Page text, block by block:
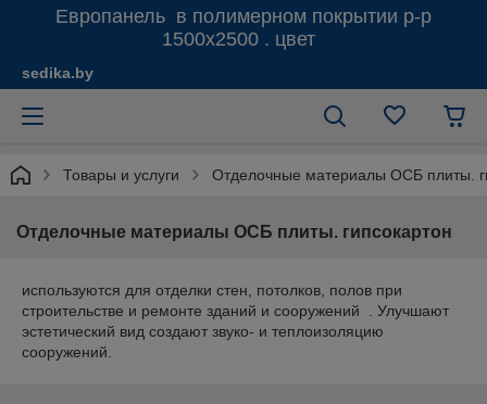
Европанель в полимерном покрытии р-р
1500х2500 . цвет
sedika.by
Товары и услуги Отделочные материалы ОСБ плиты.
Отделочные материалы ОСБ плиты. гипсокартон
используются для отделки стен, потолков, полов при
строительстве и ремонте зданий и сооружений . Улучшают
эстетический вид создают звуко- и теплоизоляцию
сооружений.